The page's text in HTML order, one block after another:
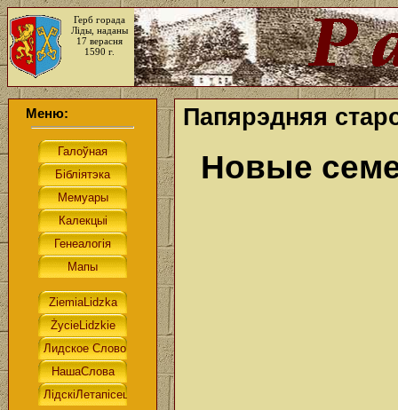
Герб горада
Ліды, наданы
17 верасня
1590 г.
Меню: Папярэдняя
Новые